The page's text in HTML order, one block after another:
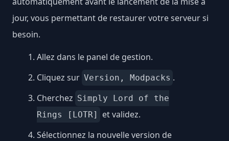
jour, vous permettant de restaurer votre serveur si
besoin.
Allez dans le panel de gestion.
Cliquez sur Version, Modpacks .
Cherchez Simply Lord of the
Rings [LOTR]
et validez.
Sélectionnez la nouvelle version de